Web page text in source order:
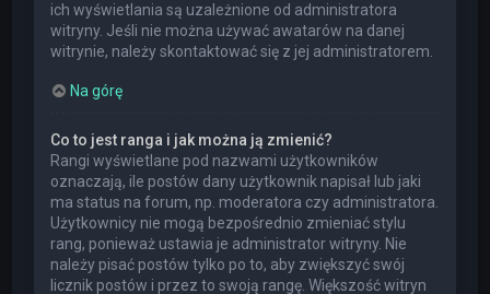
ich wyświetlania są uzależnione od administratora
witryny. Jeśli nie można używać awatarów na danej
witrynie, należy skontaktować się z jej administratorem.
Na górę
Co to jest ranga i jak można ją zmienić?
Rangi wyświetlane pod nazwami użytkowników
oznaczają, ile postów dany użytkownik napisał lub jaki
ma status na forum, np. moderatora czy administratora.
Użytkownicy nie mogą bezpośrednio zmieniać stylu
rang, ponieważ ustawia je administrator witryny. Nie
należy pisać postów tylko po to, aby zwiększyć swój
licznik postów i przez to swoją rangę. Większość witryn